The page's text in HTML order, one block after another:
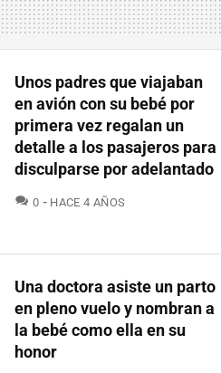
Unos padres que viajaban
en avión con su bebé por
primera vez regalan un
detalle a los pasajeros para
disculparse por adelantado
0 COMENTARIOS
HACE 4 AÑOS
Una doctora asiste un parto
en pleno vuelo y nombran a
la bebé como ella en su
honor